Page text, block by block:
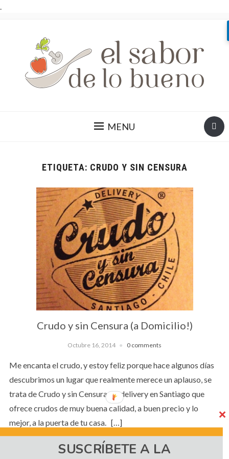
.
MENU
ETIQUETA: CRUDO Y SIN CENSURA
Crudo y sin Censura (a Domicilio!)
Octubre 16, 2014 0 comments
Me encanta el crudo, y estoy feliz porque hace algunos días
descubrimos un lugar que realmente merece un aplauso, se
trata de Crudo y sin Censura, un delivery en Santiago que
ofrece crudos de muy buena calidad, a buen precio y lo
mejor, a la puerta de tu casa. […]
SUSCRÍBETE A LA